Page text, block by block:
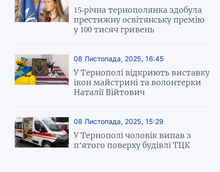
15-річна тернополянка здобула
престижну освітянську премію
у 100 тисяч гривень
08 Листопада, 2025, 16:45
У Тернополі відкриють виставку
ікон майстрині та волонтерки
Наталії Війтович
08 Листопада, 2025, 15:29
У Тернополі чоловік випав з
п’ятого поверху будівлі ТЦК